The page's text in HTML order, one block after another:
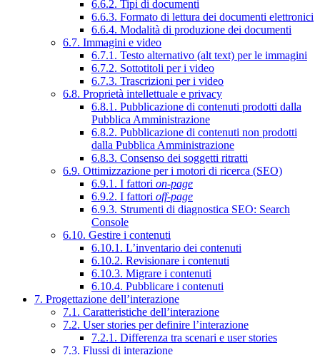
6.6.2. Tipi di documenti
6.6.3. Formato di lettura dei documenti elettronici
6.6.4. Modalità di produzione dei documenti
6.7. Immagini e video
6.7.1. Testo alternativo (alt text) per le immagini
6.7.2. Sottotitoli per i video
6.7.3. Trascrizioni per i video
6.8. Proprietà intellettuale e privacy
6.8.1. Pubblicazione di contenuti prodotti dalla
Pubblica Amministrazione
6.8.2. Pubblicazione di contenuti non prodotti
dalla Pubblica Amministrazione
6.8.3. Consenso dei soggetti ritratti
6.9. Ottimizzazione per i motori di ricerca (SEO)
6.9.1. I fattori on-page
6.9.2. I fattori off-page
6.9.3. Strumenti di diagnostica SEO: Search
Console
6.10. Gestire i contenuti
6.10.1. L’inventario dei contenuti
6.10.2. Revisionare i contenuti
6.10.3. Migrare i contenuti
6.10.4. Pubblicare i contenuti
7. Progettazione dell’interazione
7.1. Caratteristiche dell’interazione
7.2. User stories per definire l’interazione
7.2.1. Differenza tra scenari e user stories
7.3. Flussi di interazione